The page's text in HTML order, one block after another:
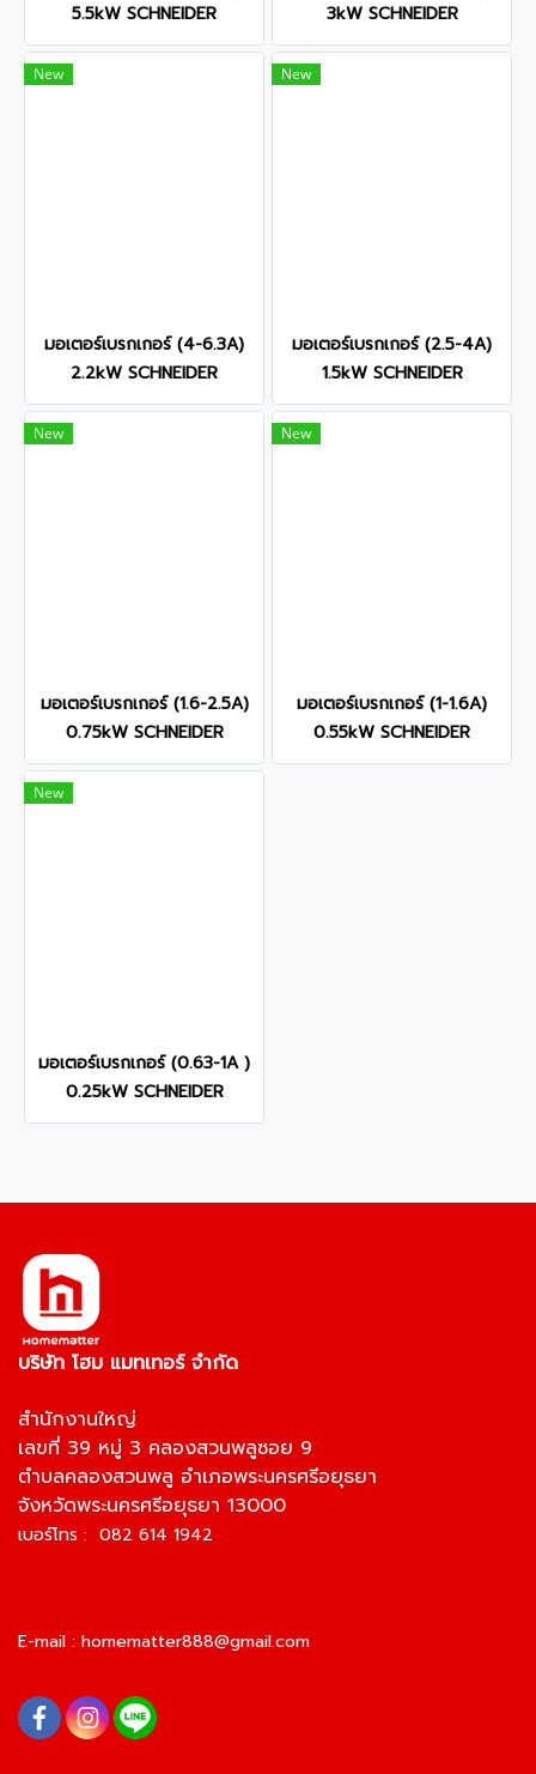
5.5kW SCHNEIDER
3kW SCHNEIDER
New
มอเตอร์เบรกเกอร์ (4-6.3A)
2.2kW SCHNEIDER
New
มอเตอร์เบรกเกอร์ (2.5-4A)
1.5kW SCHNEIDER
New
มอเตอร์เบรกเกอร์ (1.6-2.5A)
0.75kW SCHNEIDER
New
มอเตอร์เบรกเกอร์ (1-1.6A)
0.55kW SCHNEIDER
New
มอเตอร์เบรกเกอร์ (0.63-1A )
0.25kW SCHNEIDER
บริษัท โฮม แมทเทอร์ จำกัด
สำนักงานใหญ่
เลขที่ 39 หมู่ 3 คลองสวนพลูซอย 9
ตำบลคลองสวนพลู อำเภอพระนครศรีอยุธยา
จังหวัดพระนครศรีอยุธยา 13000
เบอร์โทร : 082 614 1942
E-mail : homematter888@gmail.com